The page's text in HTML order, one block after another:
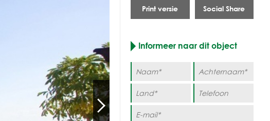
Print versie Social Share
Informeer naar dit object